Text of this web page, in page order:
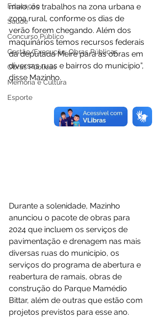
Educação
Saúde
Concurso Público
Gestão/Execução: Obras Públicas
Obras Públicas
Memória e Cultura
Esporte
maio, os trabalhos na zona urbana e
zona rural, conforme os dias de
verão forem chegando. Além dos
maquinários temos recursos federais
da deputada Meire para as obras em
diversas ruas e bairros do município”,
disse Mazinho.
Durante a solenidade, Mazinho
anunciou o pacote de obras para
2024 que incluem os serviços de
pavimentação e drenagem nas mais
diversas ruas do município, os
serviços do programa de abertura e
reabertura de ramais, obras de
construção do Parque Mamédio
Bittar, além de outras que estão com
projetos previstos para esse ano.